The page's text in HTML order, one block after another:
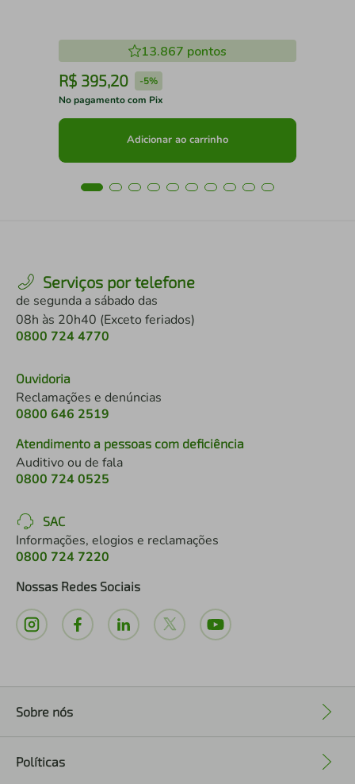
13.867 pontos
R$ 395,20 -5%
No pagamento com Pix
Adicionar ao carrinho
Serviços por telefone
de segunda a sábado das
08h às 20h40 (Exceto feriados)
0800 724 4770
Ouvidoria
Reclamações e denúncias
0800 646 2519
Atendimento a pessoas com deficiência
Auditivo ou de fala
0800 724 0525
SAC
Informações, elogios e reclamações
0800 724 7220
Nossas Redes Sociais
Sobre nós
Políticas